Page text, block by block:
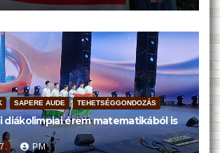
SAPERE AUDE TEHETSÉGGONDOZÁS
diákolimpiai érem matematikából is
PM